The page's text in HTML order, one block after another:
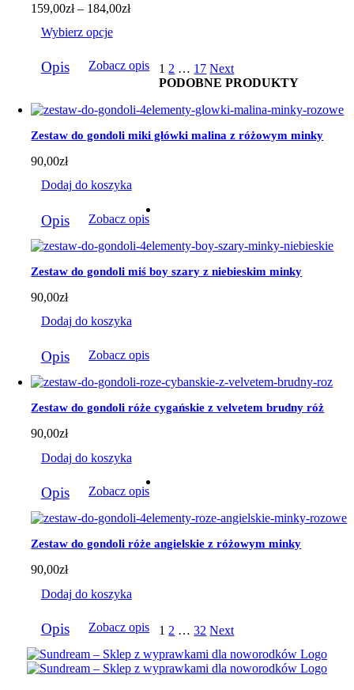
produktu
159,00zł – 184,00złZakres
do
184,00zł
Wybierz opcje
produkt
wariantów.
można
wybrać
na
stronie
Opis Zobacz opis 1 2 … 17 Next
PODOBNE PRODUKTY
Zestaw do gondoli miki główki malina z różowym minky
90,00zł
Dodaj do koszyka
Opis Zobacz opis
Zestaw do gondoli miś boy szary z niebieskim minky
90,00zł
Dodaj do koszyka
Opis Zobacz opis
Zestaw do gondoli róże cygańskie z velvetem brudny róż
90,00zł
Dodaj do koszyka
Opis Zobacz opis
Zestaw do gondoli róże angielskie z różowym minky
90,00zł
Dodaj do koszyka
Opis Zobacz opis 1 2 … 32 Next